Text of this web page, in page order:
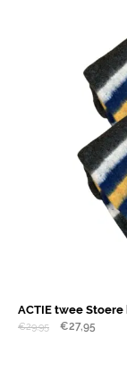
ACTIE twee
€29,95 €27,95